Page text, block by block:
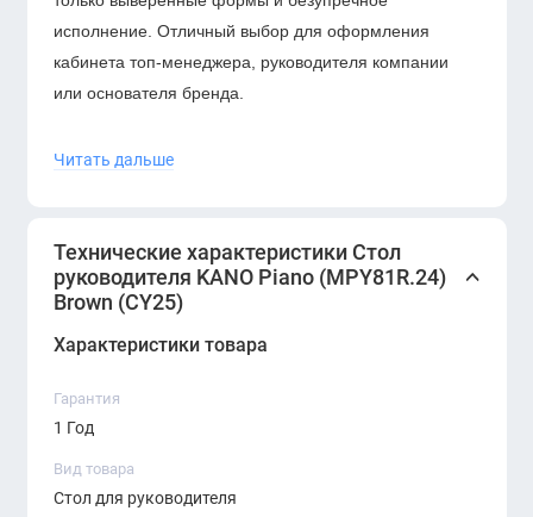
исполнение. Отличный выбор для оформления
кабинета топ-менеджера, руководителя компании
или основателя бренда.
Цвет:Коричневый (CY25)
для хранения
Назначение:
Преимущества:
Читать дальше
Технические характеристики Стол
руководителя KANO Piano (MPY81R.24)
Brown (CY25)
Характеристики товара
Гарантия
1 Год
Вид товара
Стол для руководителя